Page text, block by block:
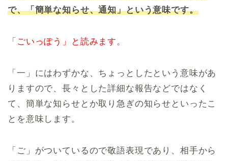
で、「簡単な知らせ、通知」という意味です。
「ごいっぽう」と読みます。
「一」にはわずかな、ちょっとしたという意味があ
りますので、長々とした詳細な報告などではなく
て、簡単な知らせとか取り急ぎの知らせといったこ
とを意味します。
「ご」がついているので敬語表現であり、相手から